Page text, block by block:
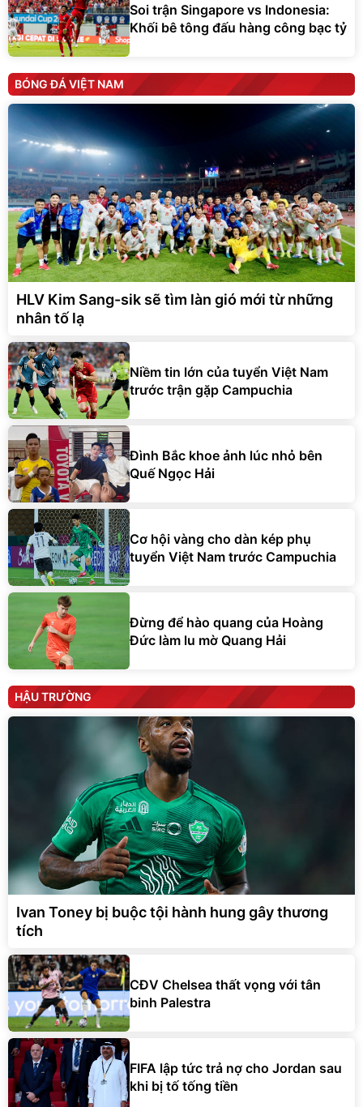
Soi trận Singapore vs Indonesia:
Khối bê tông đấu hàng công bạc tỷ
BÓNG ĐÁ VIỆT NAM
HLV Kim Sang-sik sẽ tìm làn gió mới từ những
nhân tố lạ
Niềm tin lớn của tuyển Việt Nam
trước trận gặp Campuchia
Đình Bắc khoe ảnh lúc nhỏ bên
Quế Ngọc Hải
Cơ hội vàng cho dàn kép phụ
tuyển Việt Nam trước Campuchia
Đừng để hào quang của Hoàng
Đức làm lu mờ Quang Hải
HẬU TRƯỜNG
Ivan Toney bị buộc tội hành hung gây thương
tích
CĐV Chelsea thất vọng với tân
binh Palestra
FIFA lập tức trả nợ cho Jordan sau
khi bị tố tống tiền